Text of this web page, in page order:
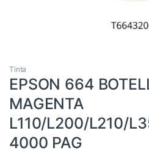
Tinta
EPSON 664
MAGENTA
L110/L200/L210/
4000 PAG